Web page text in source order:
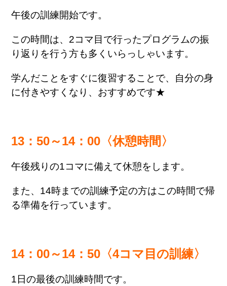
午後の訓練開始です。
この時間は、2コマ目で行ったプログラムの振
り返りを行う方も多くいらっしゃいます。
学んだことをすぐに復習することで、自分の身
に付きやすくなり、おすすめです★
13：50～14：00〈休憩時間〉
午後残りの1コマに備えて休憩をします。
また、14時までの訓練予定の方はこの時間で帰
る準備を行っています。
14：00～14：50〈4コマ目の訓練〉
1日の最後の訓練時間です。